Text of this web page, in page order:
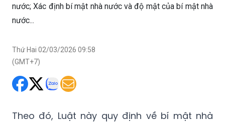
nước; Xác định bí mật nhà nước và độ mật của bí mật nhà
nước...
Thứ Hai 02/03/2026 09:58
(GMT+7)
Theo đó, Luật này quy định về bí mật nhà